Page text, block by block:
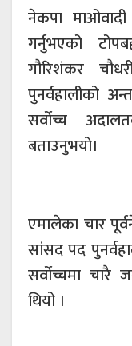
नेकपा
गर्नुभएको
गौरिशंकर
पुनर्वहालीको
सर्वोच्च
बताउनुभयो।
एमालेका चार
सांसद पद
सर्वोच्चमा चारै
थियो ।